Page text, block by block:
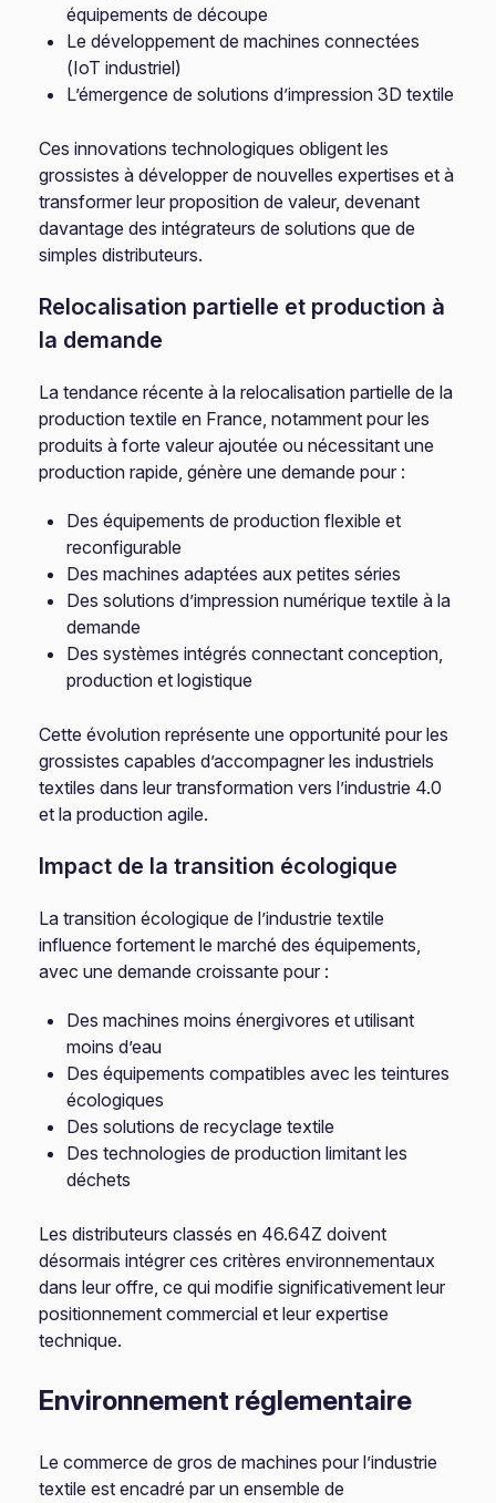
équipements de découpe
Le développement de machines connectées
(IoT industriel)
L’émergence de solutions d’impression 3D textile
Ces innovations technologiques obligent les
grossistes à développer de nouvelles expertises et à
transformer leur proposition de valeur, devenant
davantage des intégrateurs de solutions que de
simples distributeurs.
Relocalisation partielle et production à
la demande
La tendance récente à la relocalisation partielle de la
production textile en France, notamment pour les
produits à forte valeur ajoutée ou nécessitant une
production rapide, génère une demande pour :
Des équipements de production flexible et
reconfigurable
Des machines adaptées aux petites séries
Des solutions d’impression numérique textile à la
demande
Des systèmes intégrés connectant conception,
production et logistique
Cette évolution représente une opportunité pour les
grossistes capables d’accompagner les industriels
textiles dans leur transformation vers l’industrie 4.0
et la production agile.
Impact de la transition écologique
La transition écologique de l’industrie textile
influence fortement le marché des équipements,
avec une demande croissante pour :
Des machines moins énergivores et utilisant
moins d’eau
Des équipements compatibles avec les teintures
écologiques
Des solutions de recyclage textile
Des technologies de production limitant les
déchets
Les distributeurs classés en 46.64Z doivent
désormais intégrer ces critères environnementaux
dans leur offre, ce qui modifie significativement leur
positionnement commercial et leur expertise
technique.
Environnement réglementaire
Le commerce de gros de machines pour l’industrie
textile est encadré par un ensemble de